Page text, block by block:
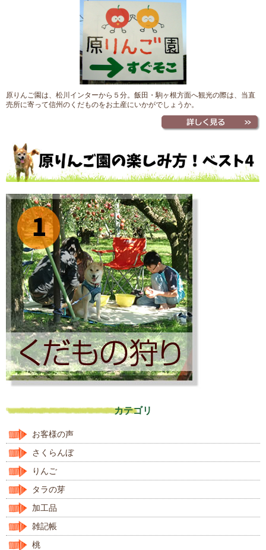
原りんご園は、松川インターから５分。飯田・駒ヶ根方面へ観光の際は、当直
売所に寄って信州のくだものをお土産にいかがでしょうか。
カテゴリ
お客様の声
さくらんぼ
りんご
タラの芽
加工品
雑記帳
桃